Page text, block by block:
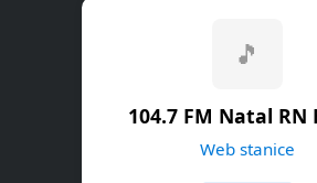
🎵
104.7 FM Natal RN
Web stanice